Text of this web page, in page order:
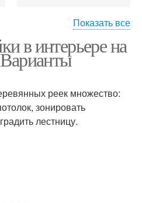
Дерева на стене
Дерево на стену
Показать все
в интерьере на
реек множество:
зонировать
лестницу.